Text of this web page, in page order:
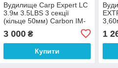
Вудилище Carp Expert LC
3.9м 3.5LBS 3 секції
(кільце 50мм) Carbon IM-
3 000₴
Купити
1